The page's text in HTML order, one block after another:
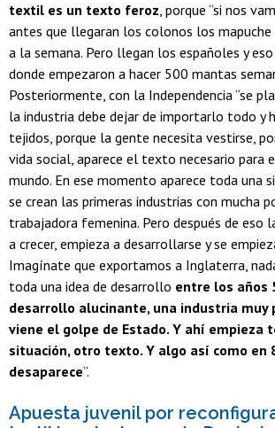
textil es un texto feroz, porque “si nos
antes que llegaran los colonos los
a la semana. Pero llegan los españoles y
donde empezaron a hacer 500 mantas
Posteriormente, con la Independencia “se
la industria debe dejar de importarlo todo y
tejidos, porque la gente necesita vestirse,
vida social, aparece el texto necesario para
mundo. En ese momento aparece toda una
se crean las primeras industrias con mucha
trabajadora femenina. Pero después de eso
a crecer, empieza a desarrollarse y se
Imagínate que exportamos a Inglaterra,
toda una idea de desarrollo entre los años
desarrollo alucinante, una industria muy
viene el golpe de Estado. Y ahí empieza
situación, otro texto. Y algo así como en
desaparece”.
Apuesta juvenil por